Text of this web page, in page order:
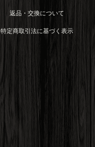
返品・交換について
特定商取引法に基づく表示